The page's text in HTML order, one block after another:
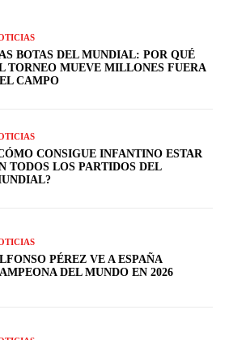
BOTAS DEL MUNDIAL: POR QUÉ
TORNEO MUEVE MILLONES FUERA
CAMPO
CONSIGUE INFANTINO ESTAR
TODOS LOS PARTIDOS DEL
PÉREZ VE A ESPAÑA
DEL MUNDO EN 2026